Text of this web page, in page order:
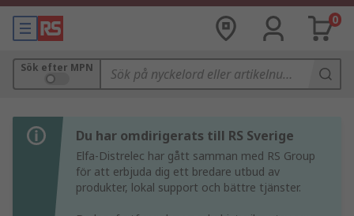
0
Sök efter MPN
Du har omdirigerats till RS Sverige
Elfa-Distrelec har gått samman med RS Group
för att erbjuda dig ett bredare utbud av
produkter, lokal support och bättre tjänster.